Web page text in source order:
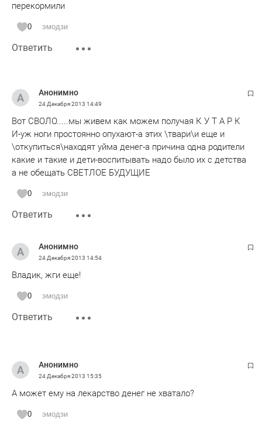
перекормили
0 эмодзи
Ответить
Анонимно
24 Декабря 2013 14:49
Вот СВОЛО.....мы живем как можем получая К У Т А Р К
И-уж ноги простоянно опухают-а этих \твари\и еще и
\откупиться\находят уйма денег-а причина одна родители
какие и такие и дети-воспитывать надо было их с детства
а не обещать СВЕТЛОЕ БУДУЩИЕ
0 эмодзи
Ответить
Анонимно
24 Декабря 2013 14:54
Владик, жги еще!
0 эмодзи
Ответить
Анонимно
24 Декабря 2013 15:35
А может ему на лекарство денег не хватало?
0 эмодзи